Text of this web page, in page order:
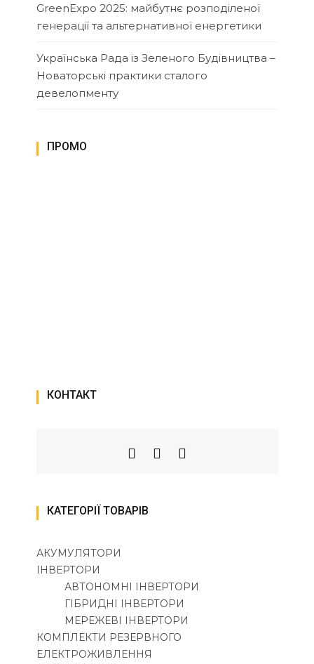
GreenExpo 2025: майбутнє розподіленої
генерації та альтернативної енергетики
Українська Рада із Зеленого Будівництва –
Новаторські практики сталого
девелопменту
ПРОМО
КОНТАКТ
КАТЕГОРІЇ ТОВАРІВ
АКУМУЛЯТОРИ
ІНВЕРТОРИ
АВТОНОМНІ ІНВЕРТОРИ
ГІБРИДНІ ІНВЕРТОРИ
МЕРЕЖЕВІ ІНВЕРТОРИ
КОМПЛЕКТИ РЕЗЕРВНОГО
ЕЛЕКТРОЖИВЛЕННЯ